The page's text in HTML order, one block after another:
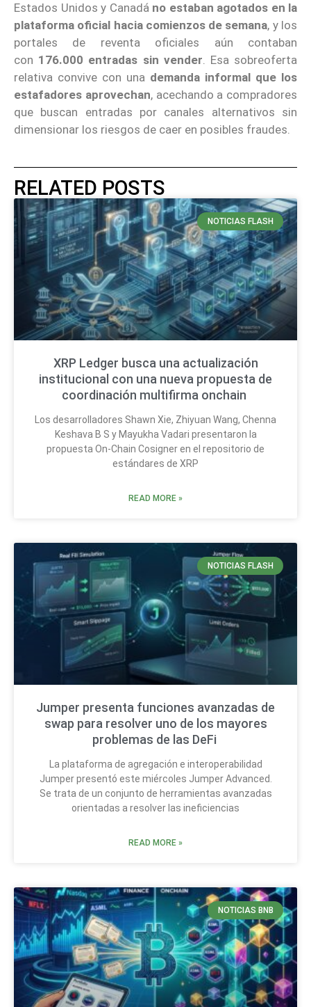
Estados Unidos y Canadá no estaban agotados en la
plataforma oficial hacia comienzos de semana, y los
portales de reventa oficiales aún contaban
con 176.000 entradas sin vender. Esa sobreoferta
relativa convive con una demanda informal que los
estafadores aprovechan, acechando a compradores
que buscan entradas por canales alternativos sin
dimensionar los riesgos de caer en posibles fraudes.
RELATED POSTS
NOTICIAS FLASH
XRP Ledger busca una actualización
institucional con una nueva propuesta de
coordinación multifirma onchain
Los desarrolladores Shawn Xie, Zhiyuan Wang, Chenna
Keshava B S y Mayukha Vadari presentaron la
propuesta On-Chain Cosigner en el repositorio de
estándares de XRP
READ MORE »
NOTICIAS FLASH
Jumper presenta funciones avanzadas de
swap para resolver uno de los mayores
problemas de las DeFi
La plataforma de agregación e interoperabilidad
Jumper presentó este miércoles Jumper Advanced.
Se trata de un conjunto de herramientas avanzadas
orientadas a resolver las ineficiencias
READ MORE »
NOTICIAS BNB